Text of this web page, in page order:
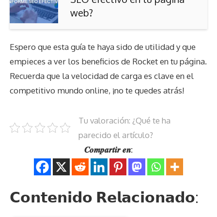
web?
Espero que esta guía te haya sido de utilidad y que
empieces a ver los beneficios de Rocket en tu página.
Recuerda que la velocidad de carga es clave en el
competitivo mundo online, ¡no te quedes atrás!
Tu valoración: ¿Qué te ha
parecido el artículo?
𝑪𝒐𝒎𝒑𝒂𝒓𝒕𝒊𝒓 𝒆𝒏:
𝗖𝗼𝗻𝘁𝗲𝗻𝗶𝗱𝗼 𝗥𝗲𝗹𝗮𝗰𝗶𝗼𝗻𝗮𝗱𝗼: